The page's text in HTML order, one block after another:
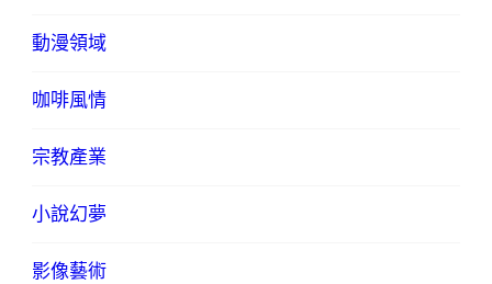
動漫領域
咖啡風情
宗教產業
小說幻夢
影像藝術